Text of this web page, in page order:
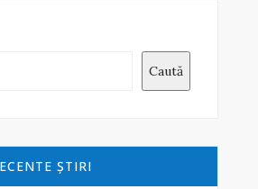
Caută
ŞTIRI